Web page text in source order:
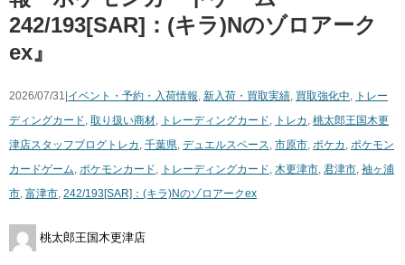
242/193[SAR]：(キラ)Nのゾロアーク
ex』
2026/07/31|イベント・予約・入荷情報 新入荷・買取実績 買取強化中
トレー
ディングカード 取り扱い商材 トレーディングカード トレカ 桃太郎王国木更
津店スタッフブログ トレカ 千葉県 デュエルスペース 市原市 ポケカ
ポケモン
カードゲーム ポケモンカード トレーディングカード 木更津市 君津市 袖ヶ浦
市 富津市 242/193[SAR]：(キラ)Nのゾロアークex
桃太郎王国木更津店